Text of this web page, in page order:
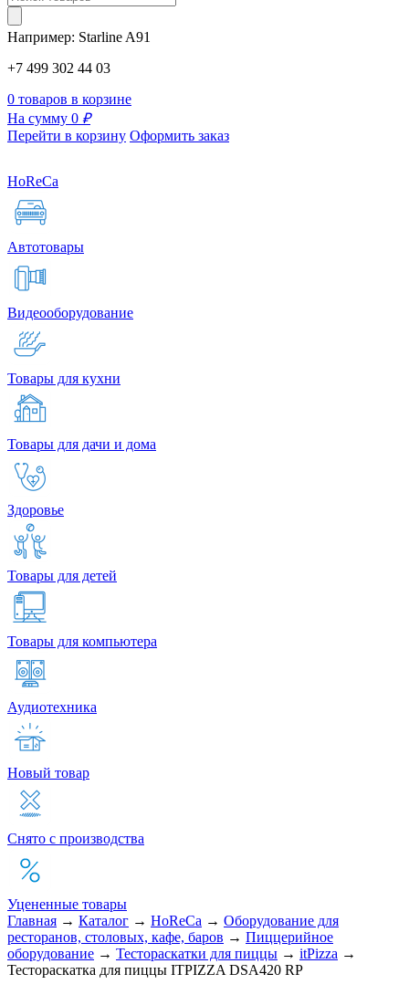
Например: Starline A91
+7 499 302 44 03
0 товаров в корзине
На сумму 0 ₽
Перейти в корзину Оформить заказ
HoReCa
Автотовары
Видеооборудование
Товары для кухни
Товары для дачи и дома
Здоровье
Товары для детей
Товары для компьютера
Аудиотехника
Новый товар
Снято с производства
Уцененные товары
Главная → Каталог → HoReCa → Оборудование для
ресторанов, столовых, кафе, баров → Пиццерийное
оборудование → Тестораскатки для пиццы → itPizza →
Тестораскатка для пиццы ITPIZZA DSA420 RP